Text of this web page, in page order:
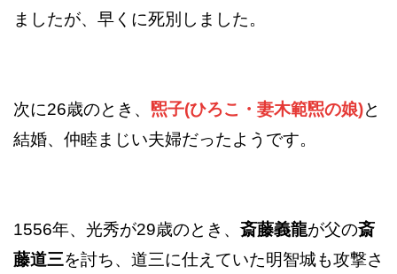
ましたが、早くに死別しました。
次に26歳のとき、 煕子(ひろこ・妻木範煕の娘)と
結婚、仲睦まじい夫婦だったようです。
1556年、光秀が29歳のとき、斎藤義龍が父の斎
藤道三を討ち、道三に仕えていた明智城も攻撃さ